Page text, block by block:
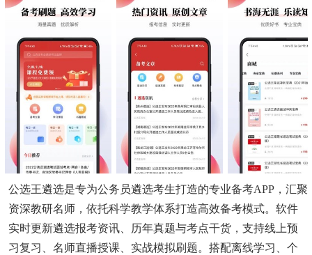
公选王遴选是专为公务员遴选考生打造的专业备考APP，汇聚
资深教研名师，依托科学教学体系打造高效备考模式。软件
实时更新遴选报考资讯、历年真题与考点干货，支持线上预
习复习、名师直播授课、实战模拟刷题。搭配离线学习、个